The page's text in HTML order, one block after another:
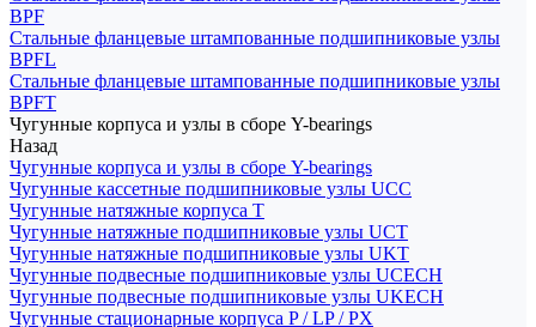
BPF
Стальные фланцевые штампованные подшипниковые узлы
BPFL
Стальные фланцевые штампованные подшипниковые узлы
BPFT
Чугунные корпуса и узлы в сборе Y-bearings
Назад
Чугунные корпуса и узлы в сборе Y-bearings
Чугунные кассетные подшипниковые узлы UCC
Чугунные натяжные корпуса T
Чугунные натяжные подшипниковые узлы UCT
Чугунные натяжные подшипниковые узлы UKT
Чугунные подвесные подшипниковые узлы UCECH
Чугунные подвесные подшипниковые узлы UKECH
Чугунные стационарные корпуса P / LP / PX